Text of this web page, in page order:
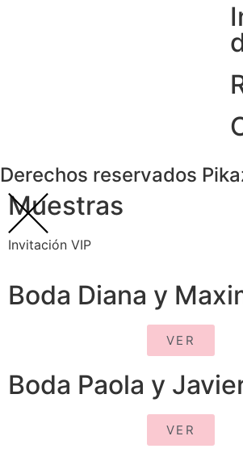
Derechos reservados
Muestras
Invitación VIP
Boda Diana y
VER
Boda Paola y
VER